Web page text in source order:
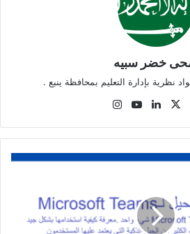
خضر سبيه
بإدارة التعليم بمحافظة ينبع .
فيسبوك
‫X لينكدإن‫YouTube